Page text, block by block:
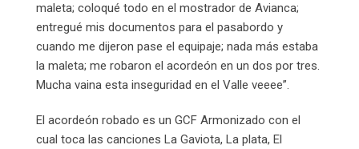
maleta; coloqué todo en el mostrador de Avianca;
entregué mis documentos para el pasabordo y
cuando me dijeron pase el equipaje; nada más estaba
la maleta; me robaron el acordeón en un dos por tres.
Mucha vaina esta inseguridad en el Valle veeee”.
El acordeón robado es un GCF Armonizado con el
cual toca las canciones La Gaviota, La plata, El